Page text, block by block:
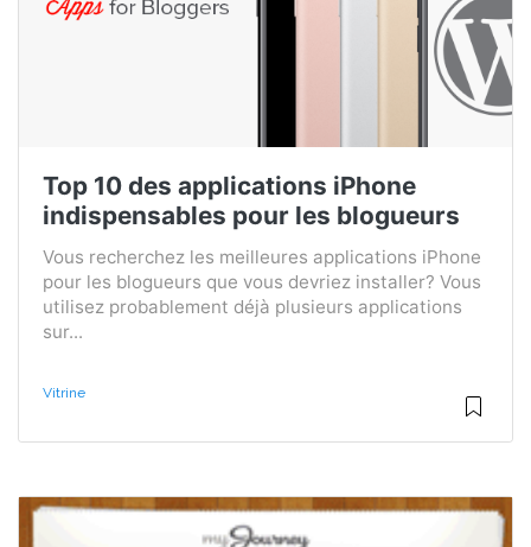
Top 10 des applications iPhone
indispensables pour les blogueurs
Vous recherchez les meilleures applications iPhone
pour les blogueurs que vous devriez installer? Vous
utilisez probablement déjà plusieurs applications
sur...
Vitrine